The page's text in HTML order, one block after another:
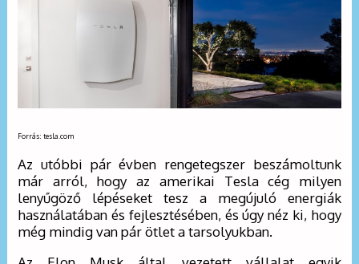
Forrás: tesla.com
Az utóbbi pár évben rengetegszer beszámoltunk
már arról, hogy az amerikai Tesla cég milyen
lenyűgöző lépéseket tesz a megújuló energiák
használatában és fejlesztésében, és úgy néz ki, hogy
még mindig van pár ötlet a tarsolyukban.